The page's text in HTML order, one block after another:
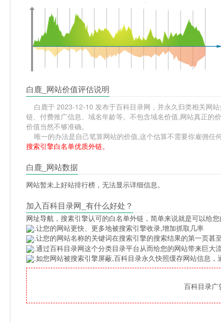
白鹿_网站价值评估说明
白鹿于 2023-12-10 发布于百科目录网，并永久归类相关网
链、付费推广信息、域名年龄等。不包含域名价值,网站真正
价值当然不够准确。
唯一的办法是自己笔算网站的价值,这个估算不需要你雇佣任
搜索引擎白名单优质外链。
白鹿_网站数据
网站暂未上好站排行榜，无法显示详细信息。
加入百科目录网_有什么好处？
网址导航 ，搜素引擎认可的白名单外链，简单来说就是可以给
.让您的网站更快、更多地被搜索引擎收录,增加抓取几率
.让您的网站名称的关键词在搜索引擎的搜索结果的第一页甚
.通过百科目录网这个分类目录平台从而给您的网站带来巨大
.如您网站被搜索引擎屏蔽,百科目录永久快照缓存网站信息
百科目录